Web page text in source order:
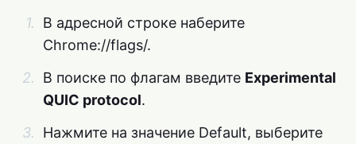
В адресной строке наберите
Chrome://flags/.
В поиске по флагам введите Experimental
QUIC protocol.
Нажмите на значение Default, выберите